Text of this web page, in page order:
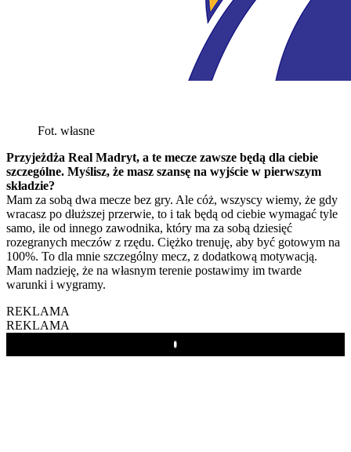
Fot. własne
Przyjeżdża Real Madryt, a te mecze zawsze będą dla ciebie
szczególne. Myślisz, że masz szansę na wyjście w pierwszym
składzie?
Mam za sobą dwa mecze bez gry. Ale cóż, wszyscy wiemy, że gdy
wracasz po dłuższej przerwie, to i tak będą od ciebie wymagać tyle
samo, ile od innego zawodnika, który ma za sobą dziesięć
rozegranych meczów z rzędu. Ciężko trenuję, aby być gotowym na
100%. To dla mnie szczególny mecz, z dodatkową motywacją.
Mam nadzieję, że na własnym terenie postawimy im twarde
warunki i wygramy.
REKLAMA
REKLAMA
Play